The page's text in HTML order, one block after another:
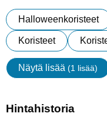
Halloweenkoristeet
Koristeet
Näytä lisää (1 lisää)
Hintahistoria